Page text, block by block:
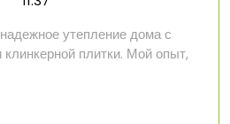
дома
при
утепление дома с
плитки. Мой опыт,